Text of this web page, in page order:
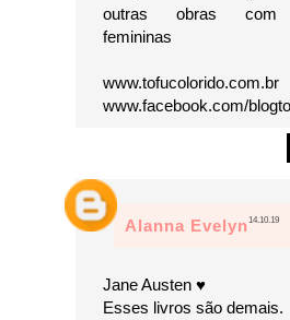
outras obras com
femininas
www.tofucolorido.com.br
www.facebook.com/
Alanna Evelyn14.10.19
Jane Austen ♥
Esses livros são demais.